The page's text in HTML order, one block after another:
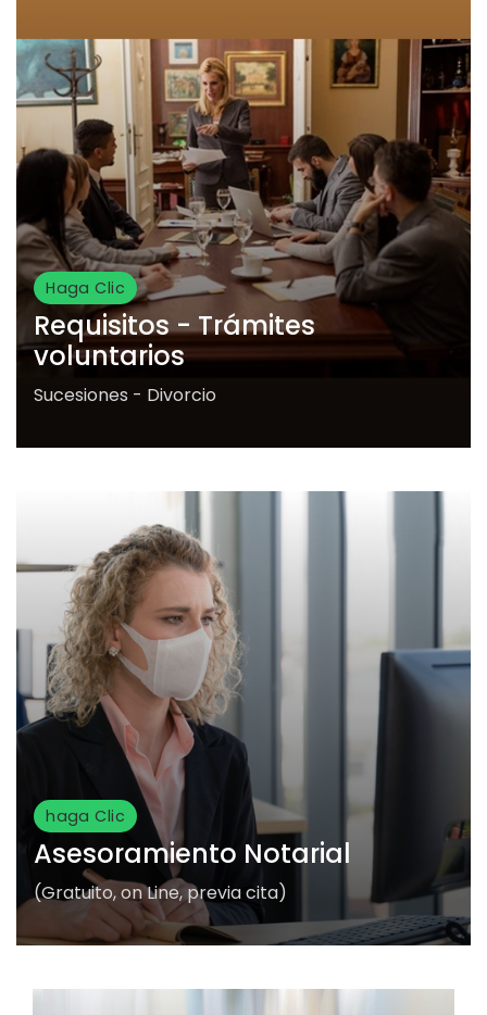
Haga Clic
Requisitos - Trámites
voluntarios
Sucesiones - Divorcio
haga Clic
Asesoramiento Notarial
(Gratuito, on Line, previa cita)